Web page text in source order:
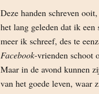
Deze handen schreven
het lang geleden dat ik een
meer ik schreef, des te
Facebook-vrienden schoot
Maar in de avond kunnen
van het goede leven, waar